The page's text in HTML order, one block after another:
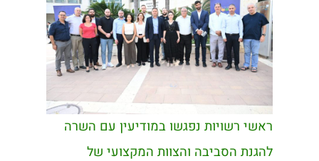
ראשי רשויות נפגשו במודיעין עם השרה
להגנת הסביבה והצוות המקצועי של